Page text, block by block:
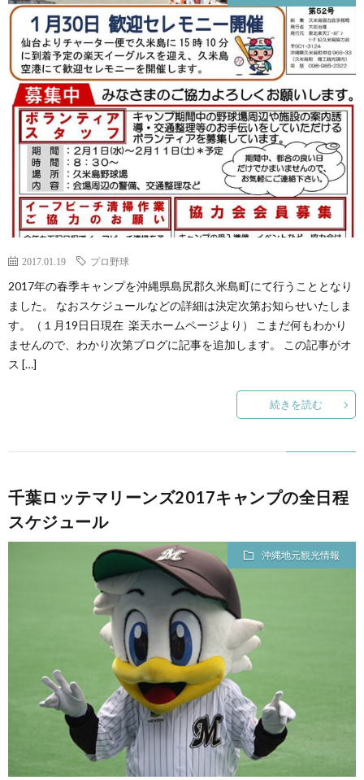
2017.01.19 プロ野球
2017年の春季キャンプを沖縄県島尻郡久米島町にて行うこととなり
ました。 なおスケジュールなどの詳細は決定次第お知らせいたしま
す。（１月19日日現在 楽天ホームページより） こまだ何もわかり
ませんので、わかり次第ブログに記事を追加します。 この記事がオ
ス […]
続きを読む
千葉ロッテマリーンズ2017キャンプの全日程
スケジュール
沖縄地元観光情報